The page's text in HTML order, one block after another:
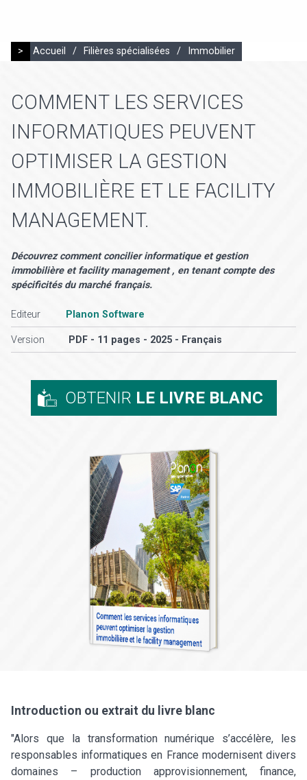
> Accueil / Filières spécialisées / Immobilier
COMMENT LES SERVICES
INFORMATIQUES PEUVENT
OPTIMISER LA GESTION
IMMOBILIÈRE ET LE FACILITY
MANAGEMENT.
Découvrez comment concilier informatique et gestion
immobilière et facility management , en tenant compte des
spécificités du marché français.
Editeur Planon Software
Version PDF - 11 pages - 2025 - Français
OBTENIR LE LIVRE BLANC
Introduction ou extrait du livre blanc
"Alors que la transformation numérique s’accélère, les
responsables informatiques en France modernisent divers
domaines – production approvisionnement, finance,